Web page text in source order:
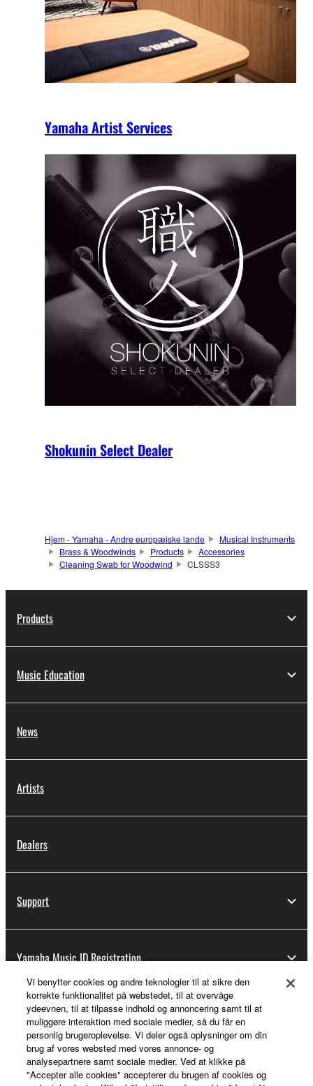
Yamaha Artist Services
Shokunin Select Dealer
Hjem - Yamaha - Andre europæiske lande
Musical Instruments
Brass & Woodwinds
Products
Accessories
Cleaning Swab for Woodwind
CLSSS3
Products
Music Education
News
Artists
Dealers
Support
Yamaha Music ID Registration
About Yamaha
Danmark - English
Vi benytter cookies og andre teknologier til at sikre den
korrekte funktionalitet på webstedet, til at overvåge
ydeevnen, til at tilpasse indhold og annoncering samt til at
muliggøre interaktion med sociale medier, så du får en
personlig brugeroplevelse. Vi deler også oplysninger om din
brug af vores websted med vores annonce- og
analysepartnere samt sociale medier. Ved at klikke på
"Accepter alle cookies" accepterer du brugen af cookies og